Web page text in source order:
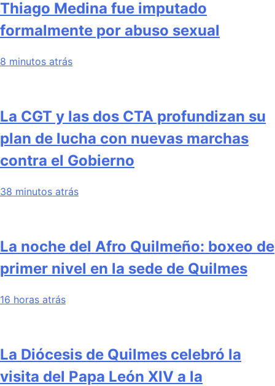
Thiago Medina fue imputado
formalmente por abuso sexual
8 minutos atrás
La CGT y las dos CTA profundizan su
plan de lucha con nuevas marchas
contra el Gobierno
38 minutos atrás
La noche del Afro Quilmeño: boxeo de
primer nivel en la sede de Quilmes
16 horas atrás
La Diócesis de Quilmes celebró la
visita del Papa León XIV a la